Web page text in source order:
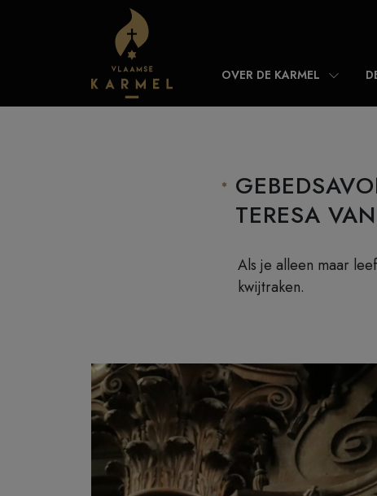
OVER DE KARMEL
TERESA
Als je alleen maar
kwijtraken.